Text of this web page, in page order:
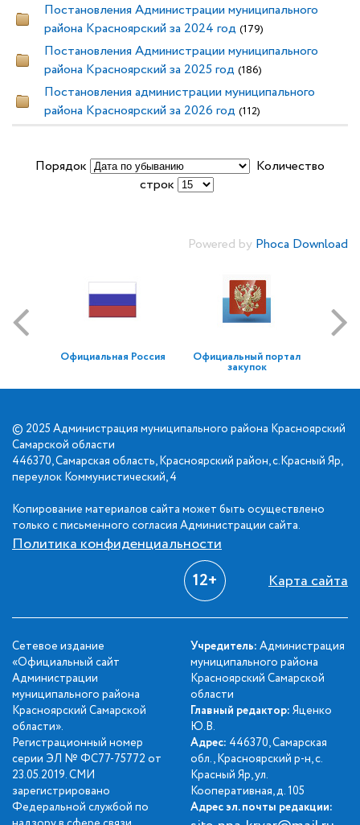
Постановления Администрации муниципального
района Красноярский за 2024 год (179)
Постановления Администрации муниципального
района Красноярский за 2025 год (186)
Постановления администрации муниципального
района Красноярский за 2026 год (112)
Порядок
Количество
строк
Powered by Phoca Download
Официальная Россия Официальный портал
закупок
© 2025 Администрация муниципального района Красноярский
Самарской области
446370, Самарская область, Красноярский район, с.Красный Яр,
переулок Коммунистический, 4
Копирование материалов сайта может быть осуществлено
только с письменного согласия Администрации сайта.
Политика конфиденциальности
12+ Карта сайта
Сетевое издание
«Официальный сайт
Администрации
муниципального района
Красноярский Самарской
области».
Регистрационный номер
серии ЭЛ № ФС77-75772 от
23.05.2019. СМИ
зарегистрировано
Федеральной службой по
Учредитель: Администрация
муниципального района
Красноярский Самарской
области
Главный редактор: Яценко
Ю.В.
Адрес: 446370, Самарская
обл., Красноярский р-н, с.
Красный Яр, ул.
Кооперативная, д. 105
Адрес эл. почты редакции: